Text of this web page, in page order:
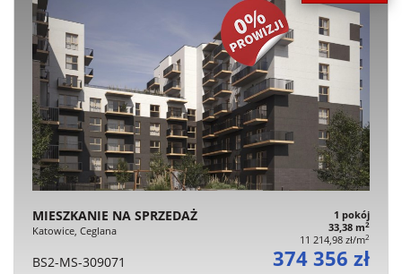
MIESZKANIE NA SPRZEDAŻ
Katowice, Ceglana
1 pokój
33,38 m2
11 214,98 zł/m2
BS2-MS-309071 374 356 zł